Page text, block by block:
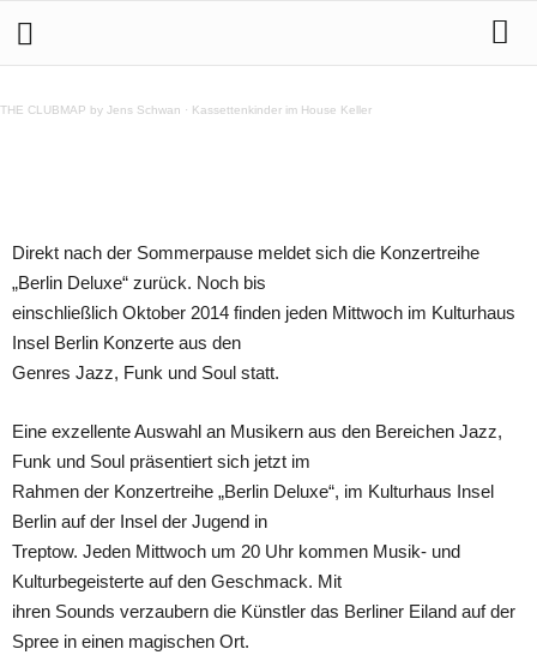
THE CLUBMAP by Jens Schwan · Kassettenkinder im House Keller
Jazz, Funk, Soul: Berlin Deluxe Konzertreihe im
Direkt nach der Sommerpause meldet sich die Konzertreihe
„Berlin Deluxe“ zurück. Noch bis
einschließlich Oktober 2014 finden jeden Mittwoch im Kulturhaus
Insel Berlin Konzerte aus den
Genres Jazz, Funk und Soul statt.
Eine exzellente Auswahl an Musikern aus den Bereichen Jazz,
Funk und Soul präsentiert sich jetzt im
Rahmen der Konzertreihe „Berlin Deluxe“, im Kulturhaus Insel
Berlin auf der Insel der Jugend in
Treptow. Jeden Mittwoch um 20 Uhr kommen Musik‐ und
Kulturbegeisterte auf den Geschmack. Mit
ihren Sounds verzaubern die Künstler das Berliner Eiland auf der
Spree in einen magischen Ort.